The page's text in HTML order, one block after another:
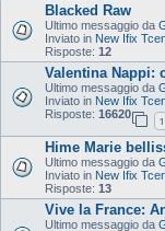
Blacked Raw
Ultimo messaggio da
Inviato in New Ifix
Risposte: 12
Valentina Nappi:
Ultimo messaggio da
Inviato in New Ifix
Risposte: 16620
1
Hime Marie
Ultimo messaggio da
Inviato in New Ifix
Risposte: 13
Vive la France:
Ultimo messaggio da